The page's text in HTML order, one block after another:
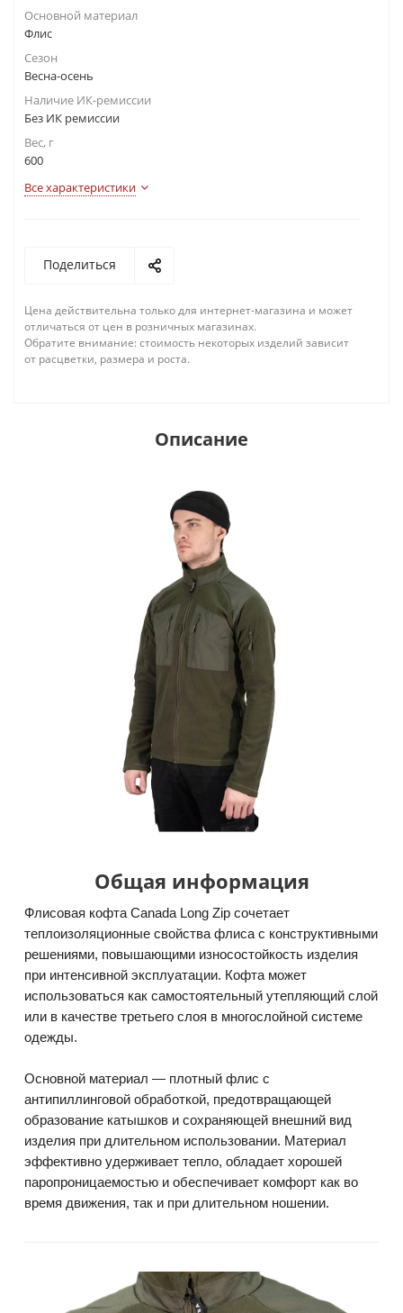
Основной материал
Флис
Сезон
Весна-осень
Наличие ИК-ремиссии
Без ИК ремиссии
Вес, г
600
Все характеристики
Поделиться
Цена действительна только для интернет-магазина и может
отличаться от цен в розничных магазинах.
Обратите внимание: стоимость некоторых изделий зависит
от расцветки, размера и роста.
Описание
Общая информация
Флисовая кофта Canada Long Zip сочетает
теплоизоляционные свойства флиса с конструктивными
решениями, повышающими износостойкость изделия
при интенсивной эксплуатации. Кофта может
использоваться как самостоятельный утепляющий слой
или в качестве третьего слоя в многослойной системе
одежды.
Основной материал — плотный флис с
антипиллинговой обработкой, предотвращающей
образование катышков и сохраняющей внешний вид
изделия при длительном использовании. Материал
эффективно удерживает тепло, обладает хорошей
паропроницаемостью и обеспечивает комфорт как во
время движения, так и при длительном ношении.